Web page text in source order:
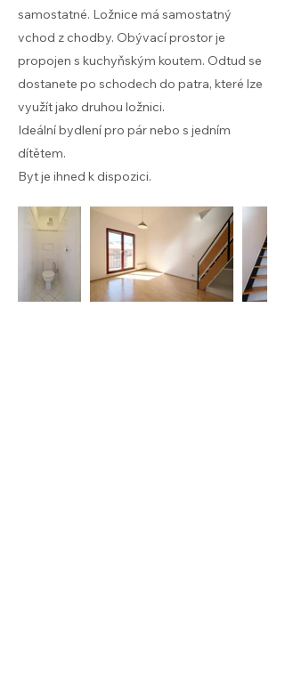
samostatné. Ložnice má samostatný
vchod z chodby. Obývací prostor je
propojen s kuchyňským koutem. Odtud se
dostanete po schodech do patra, které lze
využít jako druhou ložnici.
Ideální bydlení pro pár nebo s jedním
dítětem.
Byt je ihned k dispozici.